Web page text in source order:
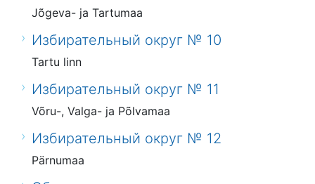
Jõgeva- ja Tartumaa
Избирательный округ № 10
Tartu linn
Избирательный округ № 11
Võru-, Valga- ja Põlvamaa
Избирательный округ № 12
Pärnumaa